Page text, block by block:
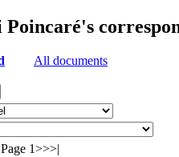
All documents
Page 1>>>|